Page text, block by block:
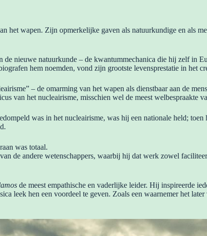
het wapen. Zijn opmerkelijke gaven als natuurkundige en als
nieuwe natuurkunde – de kwantummechanica die hij zelf in
hem noemden, vond zijn grootste levensprestatie in het
– de omarming van het wapen als dienstbaar aan de
van het nucleairisme, misschien wel de meest welbespraakte
was in het nucleairisme, was hij een nationale held;
was totaal.
de andere wetenschappers, waarbij hij dat werk zowel
de meest empathische en vaderlijke leider. Hij inspireerde
leek hen een voordeel te geven. Zoals een waarnemer het